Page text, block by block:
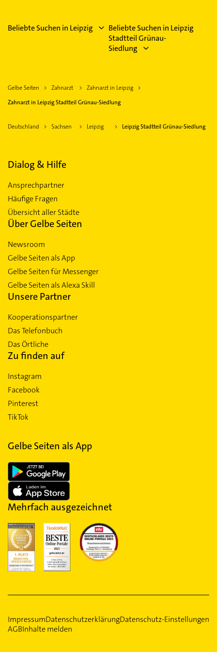
Beliebte Suchen in Leipzig
Beliebte Suchen in Leipzig
Stadtteil Grünau-
Siedlung
Gelbe Seiten Zahnarzt
Zahnarzt in Leipzig
Zahnarzt in Leipzig Stadtteil Grünau-Siedlung
Deutschland Sachsen Leipzig Leipzig Stadtteil Grünau-Siedlung
Dialog & Hilfe
Ansprechpartner
Häufige Fragen
Übersicht aller Städte
Über Gelbe Seiten
Newsroom
Gelbe Seiten als App
Gelbe Seiten für Messenger
Gelbe Seiten als Alexa Skill
Unsere Partner
Kooperationspartner
Das Telefonbuch
Das Örtliche
Zu finden auf
Instagram
Facebook
Pinterest
TikTok
Gelbe Seiten als App
Mehrfach ausgezeichnet
ImpressumDatenschutzerklärungDatenschutz-Einstellungen
AGBInhalte melden